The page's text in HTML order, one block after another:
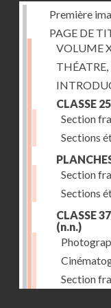
Première
PAGE DE
VOLUME
CLASSE
Section
Sections
Section
Sections
CLASSE
(n.n.)
Section